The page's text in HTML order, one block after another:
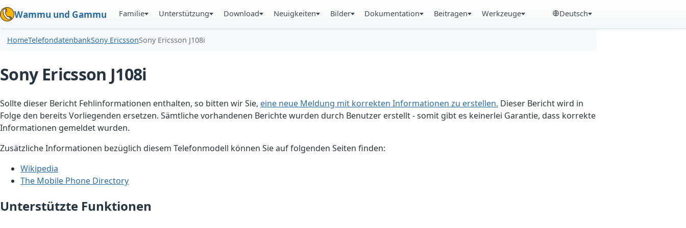
Wammu und Gammu Familie Unterstützung Download Neuigkeiten Bilder Dokumentation Beitragen Werkzeuge Deutsch
HomeTelefondatenbankSony EricssonSony Ericsson J108i
Sony Ericsson J108i
Sollte dieser Bericht Fehlinformationen enthalten, so bitten wir Sie, eine neue Meldung mit korrekten Informationen zu erstellen. Dieser Bericht wird in
Folge den bereits Vorliegenden ersetzen. Sämtliche vorhandenen Berichte wurden durch Benutzer erstellt - somit gibt es keinerlei Garantie, dass korrekte
Informationen gemeldet wurden.
Zusätzliche Informationen bezüglich diesem Telefonmodell können Sie auf folgenden Seiten finden:
Wikipedia
The Mobile Phone Directory
Unterstützte Funktionen